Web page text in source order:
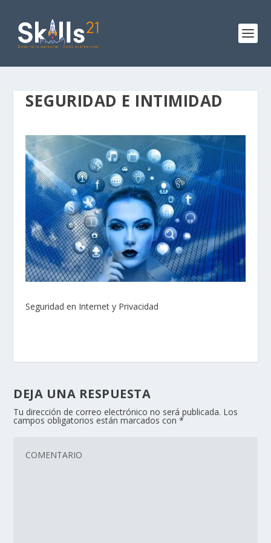
SEGURIDAD E INTIMIDAD
Seguridad en Internet y Privacidad
DEJA UNA RESPUESTA
Tu dirección de correo electrónico no será publicada. Los
campos obligatorios están marcados con*